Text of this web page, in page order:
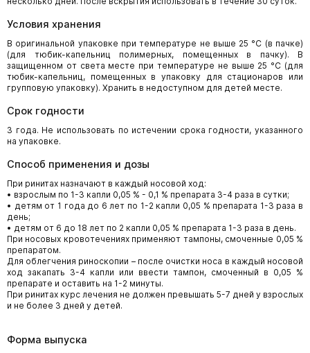
Условия хранения
В оригинальной упаковке при температуре не выше 25 °С (в пачке)
(для тюбик-капельниц полимерных, помещенных в пачку). В
защищенном от света месте при температуре не выше 25 °С (для
тюбик-капельниц, помещенных в упаковку для стационаров или
групповую упаковку). Хранить в недоступном для детей месте.
Срок годности
3 года. Не использовать по истечении срока годности, указанного
на упаковке.
Способ применения и дозы
При ринитах назначают в каждый носовой ход:
• взрослым по 1-3 капли 0,05 % - 0,1 % препарата 3-4 раза в сутки;
• детям от 1 года до 6 лет по 1-2 капли 0,05 % препарата 1-3 раза в
день;
• детям от 6 до 18 лет по 2 капли 0,05 % препарата 1-3 раза в день.
При носовых кровотечениях применяют тампоны, смоченные 0,05 %
препаратом.
Для облегчения риноскопии – после очистки носа в каждый носовой
ход закапать 3-4 капли или ввести тампон, смоченный в 0,05 %
препарате и оставить на 1-2 минуты.
При ринитах курс лечения не должен превышать 5-7 дней у взрослых
и не более 3 дней у детей.
Форма выпуска